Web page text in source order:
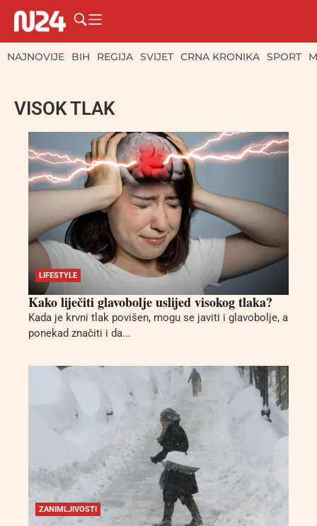
NAJNOVIJE BIH REGIJA SVIJET CRNA KRONIKA SPORT
VISOK TLAK
LIFESTYLE
Kako liječiti glavobolje uslijed visokog tlaka?
Kada je krvni tlak povišen, mogu se javiti i glavobolje, a
ponekad značiti i da...
ZANIMLJIVOSTI